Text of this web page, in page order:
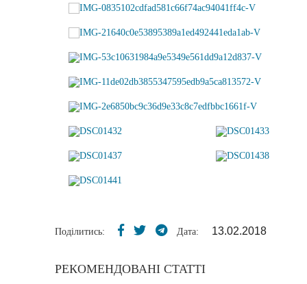
Поділитись: Дата: 13.02.2018
РЕКОМЕНДОВАНІ СТАТТІ